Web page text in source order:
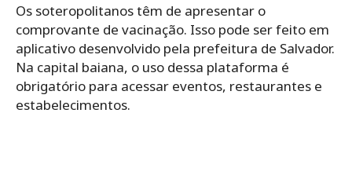
Os soteropolitanos têm de apresentar o
comprovante de vacinação. Isso pode ser feito em
aplicativo desenvolvido pela prefeitura de Salvador.
Na capital baiana, o uso dessa plataforma é
obrigatório para acessar eventos, restaurantes e
estabelecimentos.